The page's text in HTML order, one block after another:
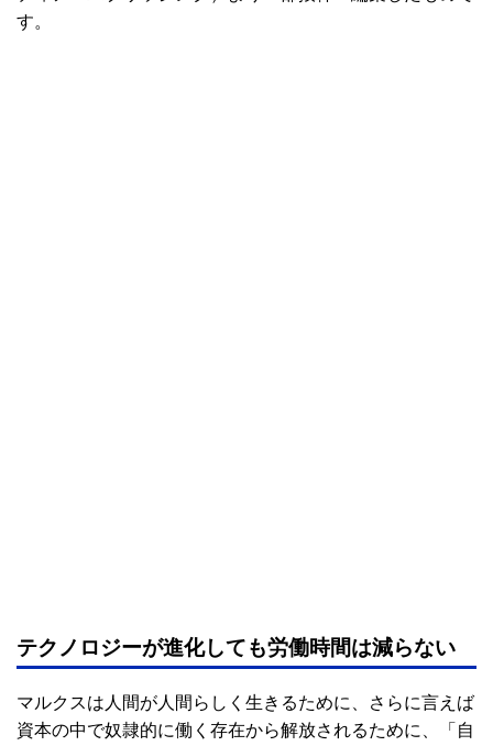
す。
テクノロジーが進化しても労働時間は減らない
マルクスは人間が人間らしく生きるために、さらに言えば
資本の中で奴隷的に働く存在から解放されるために、「自